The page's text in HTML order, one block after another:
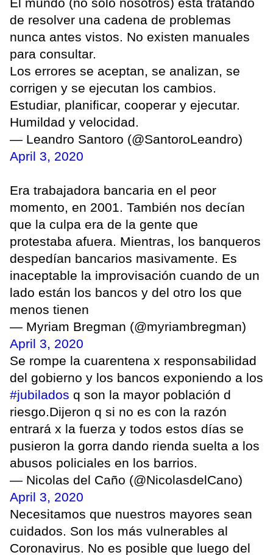
El mundo (no solo nosotros) está tratando
de resolver una cadena de problemas
nunca antes vistos. No existen manuales
para consultar.
Los errores se aceptan, se analizan, se
corrigen y se ejecutan los cambios.
Estudiar, planificar, cooperar y ejecutar.
Humildad y velocidad.
— Leandro Santoro (@SantoroLeandro)
April 3, 2020
Era trabajadora bancaria en el peor
momento, en 2001. También nos decían
que la culpa era de la gente que
protestaba afuera. Mientras, los banqueros
despedían bancarios masivamente. Es
inaceptable la improvisación cuando de un
lado están los bancos y del otro los que
menos tienen
— Myriam Bregman (@myriambregman)
April 3, 2020
Se rompe la cuarentena x responsabilidad
del gobierno y los bancos exponiendo a los
#jubilados q son la mayor población d
riesgo.Dijeron q si no es con la razón
entrará x la fuerza y todos estos días se
pusieron la gorra dando rienda suelta a los
abusos policiales en los barrios.
— Nicolas del Caño (@NicolasdelCano)
April 3, 2020
Necesitamos que nuestros mayores sean
cuidados. Son los más vulnerables al
Coronavirus. No es posible que luego del